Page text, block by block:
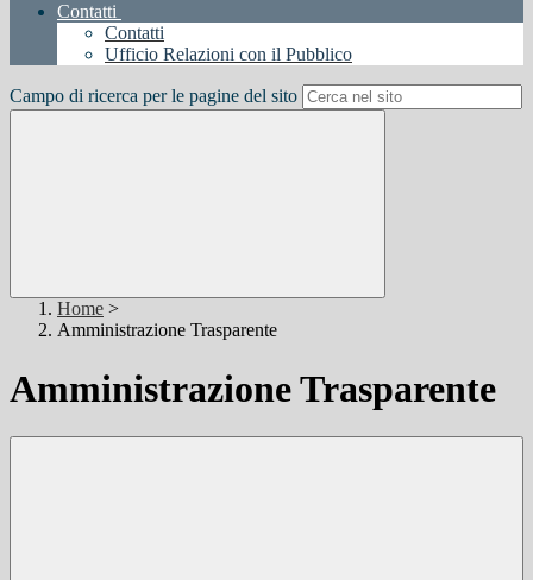
Contatti
Contatti
Ufficio Relazioni con il Pubblico
Campo di ricerca per le pagine del sito
Home >
Amministrazione Trasparente
Amministrazione Trasparente